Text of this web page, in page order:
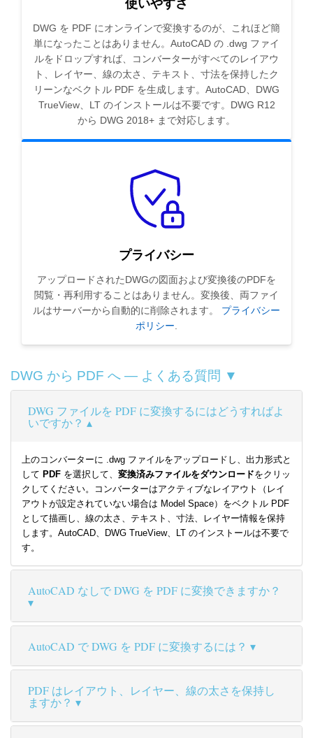
使いやすさ
DWG を PDF にオンラインで変換するのが、これほど簡
単になったことはありません。AutoCAD の .dwg ファイ
ルをドロップすれば、コンバーターがすべてのレイアウ
ト、レイヤー、線の太さ、テキスト、寸法を保持したク
リーンなベクトル PDF を生成します。AutoCAD、DWG
TrueView、LT のインストールは不要です。DWG R12
から DWG 2018+ まで対応します。
プライバシー
アップロードされたDWGの図面および変換後のPDFを
閲覧・再利用することはありません。変換後、両ファイ
ルはサーバーから自動的に削除されます。 プライバシー
ポリシー
DWG から PDF へ — よくある質問 ▼
DWG ファイルを PDF に変換するにはどうすればよ
いですか？
上のコンバーターに .dwg ファイルをアップロードし、出力形式と
して PDF を選択して、 変換済みファイルをダウンロードをクリッ
クしてください。コンバーターはアクティブなレイアウト（レイ
アウトが設定されていない場合は Model Space）をベクトル PDF
として描画し、線の太さ、テキスト、寸法、レイヤー情報を保持
します。AutoCAD、DWG TrueView、LT のインストールは不要で
す。
AutoCAD なしで DWG を PDF に変換できますか？
AutoCAD で DWG を PDF に変換するには？
PDF はレイアウト、レイヤー、線の太さを保持し
ますか？